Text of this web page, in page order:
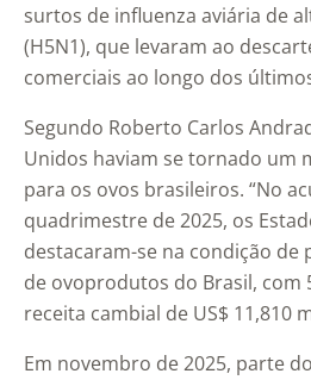
surtos de influenza aviária de
(H5N1), que levaram ao
comerciais ao longo dos
Segundo Roberto Carlos
Unidos haviam se tornado um
para os ovos brasileiros. “No
quadrimestre de 2025, os
destacaram-se na condição
de ovoprodutos do Brasil, com
receita cambial de US$ 11,810
Em novembro de 2025, parte